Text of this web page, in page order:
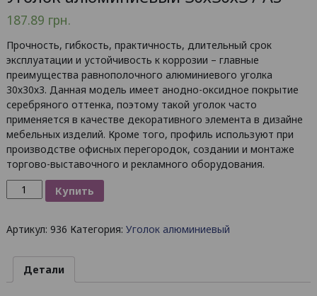
187.89 грн.
Прочность, гибкость, практичность, длительный срок
эксплуатации и устойчивость к коррозии – главные
преимущества равнополочного алюминиевого уголка
30х30х3. Данная модель имеет анодно-оксидное покрытие
серебряного оттенка, поэтому такой уголок часто
применяется в качестве декоративного элемента в дизайне
мебельных изделий. Кроме того, профиль используют при
производстве офисных перегородок, создании и монтаже
торгово-выставочного и рекламного оборудования.
Количество
товара
алюминиевый
Купить
Артикул: 936 Категория: Уголок алюминиевый
Детали